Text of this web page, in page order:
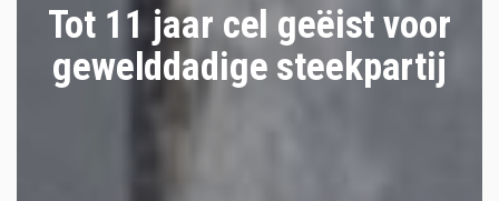
Tot 11 jaar cel geëist voor
gewelddadige steekpartij